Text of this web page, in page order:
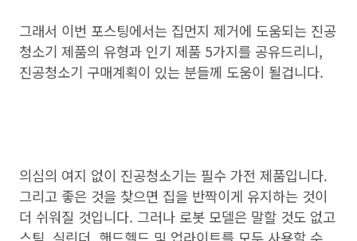
그래서 이번 포스팅에서는 집먼지 제거에 도움되는 진공
청소기 제품의 유형과 인기 제품 5가지를 공유드리니,
진공청소기 구매계획이 있는 분들께 도움이 될겁니다.
의심의 여지 없이 진공청소기는 필수 가전 ​​제품입니다.
그리고 좋은 것을 찾으면 집을 반짝이게 유지하는 것이
더 쉬워질 것입니다. 그러나 로봇 모델은 말할 것도 없고